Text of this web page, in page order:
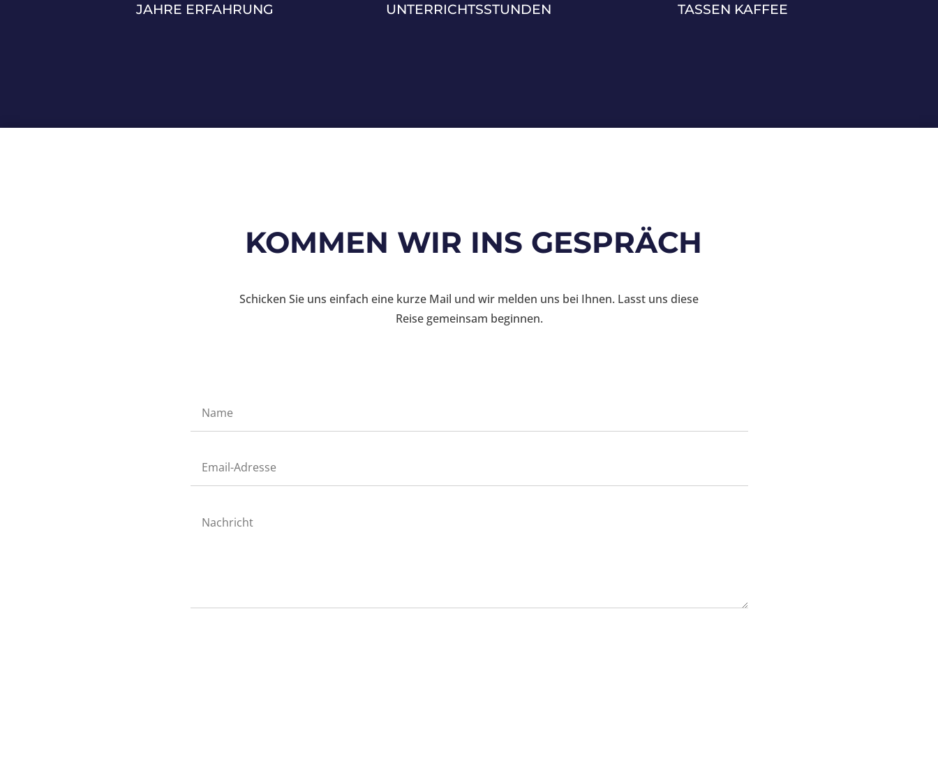
JAHRE ERFAHRUNG UNTERRICHTSSTUNDEN TASSEN KAFFEE
KOMMEN WIR INS GESPRÄCH
Schicken Sie uns einfach eine kurze Mail und wir melden uns bei Ihnen. Lasst uns diese
Reise gemeinsam beginnen.